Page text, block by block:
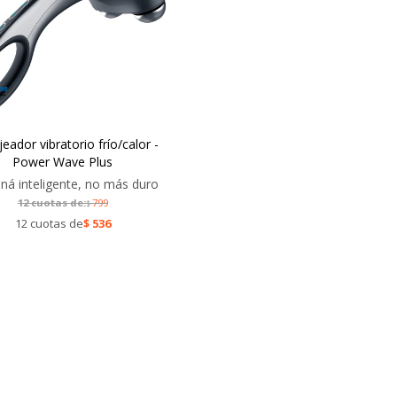
vibratorio frío/calor -
Power Wave Plus
inteligente, no más duro
12 cuotas de:$799
12 cuotas de$ 536